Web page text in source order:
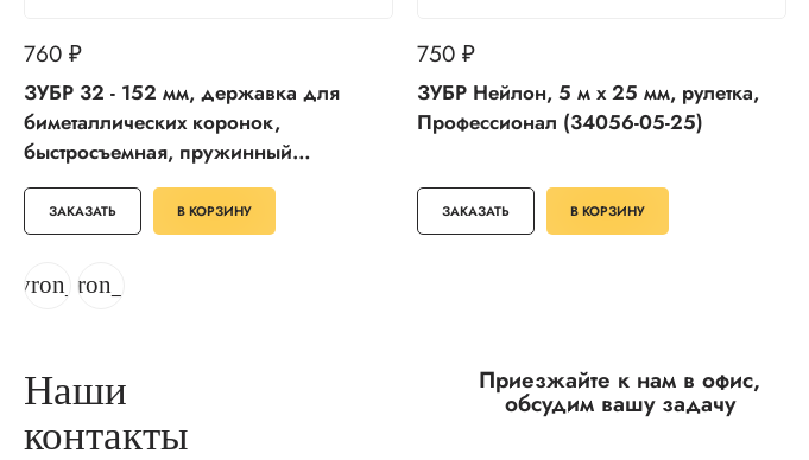
760 ₽
ЗУБР 32 - 152 мм, державка для
биметаллических коронок,
быстросъемная, пружинный
фиксатор (29534)
ЗАКАЗАТЬ В КОРЗИНУ
750 ₽
ЗУБР Нейлон, 5 м х 25 мм, рулетка,
Профессионал (34056-05-25)
ЗАКАЗАТЬ В КОРЗИНУ
chevron_right
Наши
контакты
Приезжайте к нам в офис,
обсудим вашу задачу